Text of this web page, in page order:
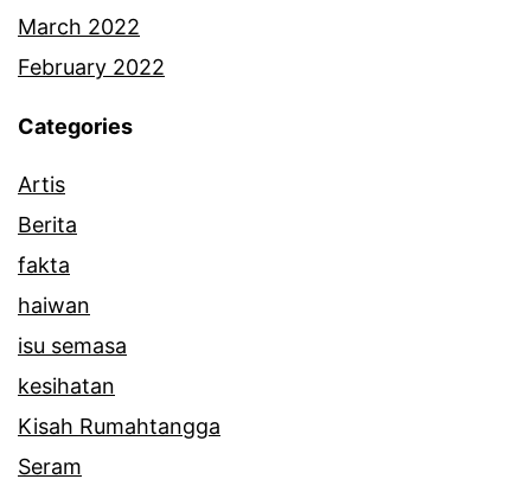
March 2022
February 2022
Categories
Artis
Berita
fakta
haiwan
isu semasa
kesihatan
Kisah Rumahtangga
Seram